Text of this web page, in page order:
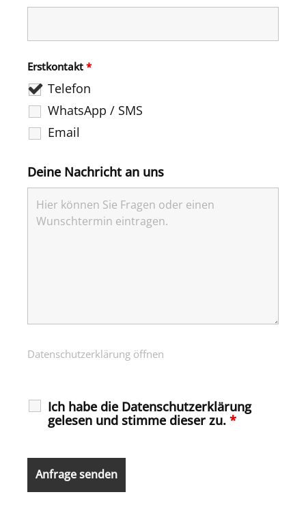
Erstkontakt *
Telefon
WhatsApp / SMS
Email
Deine Nachricht an uns
Datenschutzerklärung öffnen
Ich habe die Datenschutzerklärung
gelesen und stimme dieser zu. *